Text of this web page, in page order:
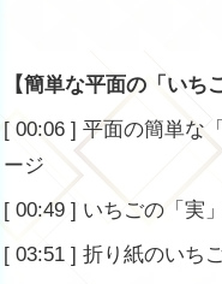
【簡単な平面の「いち
[ 00:06 ] 平面の簡単な
ージ
[ 00:49 ] いちごの「実
[ 03:51 ] 折り紙のいち